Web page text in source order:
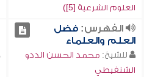
العلوم الشرعية [5])
الفهرس:فضل
العلم والعلماء
للشيخ: محمد الحسن الددو
الشنقيطي